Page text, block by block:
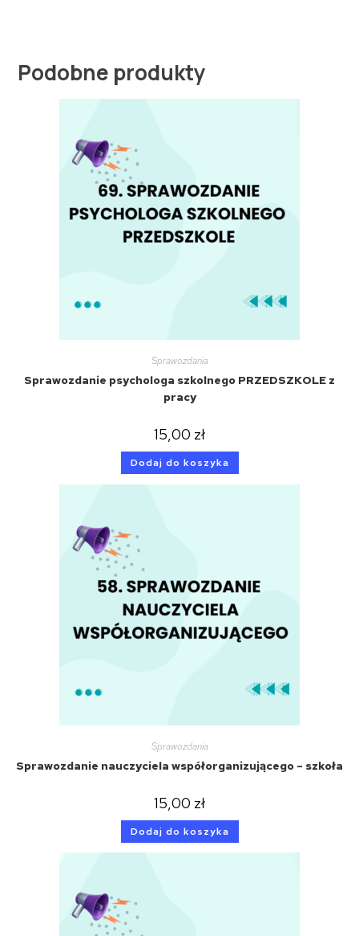
Podobne produkty
Sprawozdania
Sprawozdanie psychologa szkolnego PRZEDSZKOLE z
pracy
15,00 zł
Dodaj do koszyka
Sprawozdania
Sprawozdanie nauczyciela współorganizującego – szkoła
15,00 zł
Dodaj do koszyka